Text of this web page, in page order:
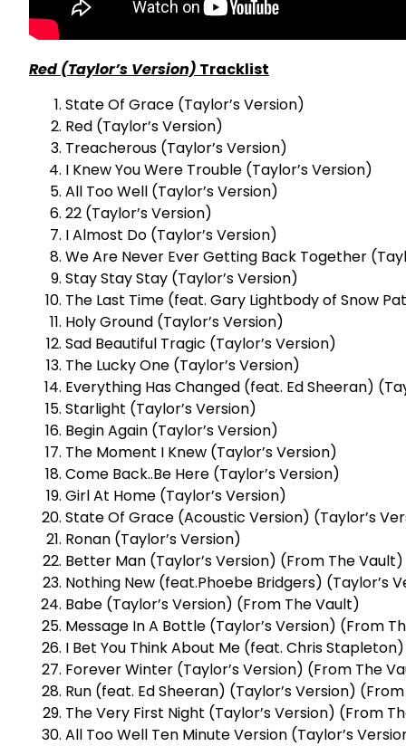
Red (Taylor’s Version) Tracklist
State Of Grace (Taylor’s Version)
Red (Taylor’s Version)
Treacherous (Taylor’s Version)
I Knew You Were Trouble (Taylor’s Version)
All Too Well (Taylor’s Version)
22 (Taylor’s Version)
I Almost Do (Taylor’s Version)
We Are Never Ever Getting Back Together
Stay Stay Stay (Taylor’s Version)
The Last Time (feat. Gary Lightbody of Snow
Holy Ground (Taylor’s Version)
Sad Beautiful Tragic (Taylor’s Version)
The Lucky One (Taylor’s Version)
Everything Has Changed (feat. Ed Sheeran)
Starlight (Taylor’s Version)
Begin Again (Taylor’s Version)
The Moment I Knew (Taylor’s Version)
Come Back..Be Here (Taylor’s Version)
Girl At Home (Taylor’s Version)
State Of Grace (Acoustic Version) (Taylor’s
Ronan (Taylor’s Version)
Better Man (Taylor’s Version) (From The Vault)
Nothing New (feat.Phoebe Bridgers) (Taylor’s
Babe (Taylor’s Version) (From The Vault)
Message In A Bottle (Taylor’s Version) (From
I Bet You Think About Me (feat. Chris
Forever Winter (Taylor’s Version) (From The
Run (feat. Ed Sheeran) (Taylor’s Version)
The Very First Night (Taylor’s Version) (From
All Too Well Ten Minute Version (Taylor’s